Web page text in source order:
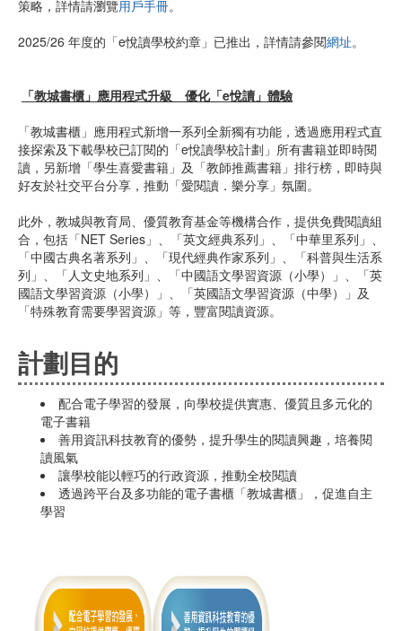
策略，詳情請瀏覽用戶手冊。
2025/26 年度的「e悅讀學校約章」已推出，詳情請參閱網址。
「教城書櫃」應用程式升級 優化「e悅讀」體驗
「教城書櫃」應用程式新增一系列全新獨有功能，透過應用程式直
接探索及下載學校已訂閱的「e悅讀學校計劃」所有書籍並即時閱
讀，另新增「學生喜愛書籍」及「教師推薦書籍」排行榜，即時與
好友於社交平台分享，推動「愛閱讀．樂分享」氛圍。
此外，教城與教育局、優質教育基金等機構合作，提供免費閱讀組
合，包括「NET Series」、「英文經典系列」、「中華里系列」、
「中國古典名著系列」、「現代經典作家系列」、「科普與生活系
列」、「人文史地系列」、「中國語文學習資源（小學）」、「英
國語文學習資源（小學）」、「英國語文學習資源（中學）」及
「特殊教育需要學習資源」等，豐富閱讀資源。
計劃目的
配合電子學習的發展，向學校提供實惠、優質且多元化的
電子書籍
善用資訊科技教育的優勢，提升學生的閱讀興趣，培養閱
讀風氣
讓學校能以輕巧的行政資源，推動全校閱讀
透過跨平台及多功能的電子書櫃「教城書櫃」，促進自主
學習